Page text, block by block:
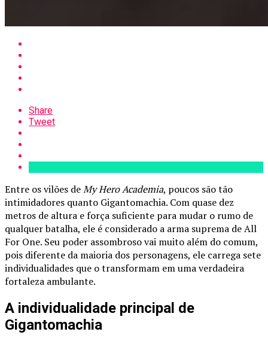
Share
Tweet
Entre os vilões deMy Hero Academia, poucos são tão
intimidadores quanto Gigantomachia. Com quase dez
metros de altura e força suficiente para mudar o rumo de
qualquer batalha, ele é considerado a arma suprema de All
For One. Seu poder assombroso vai muito além do comum,
pois diferente da maioria dos personagens, ele carrega sete
individualidades que o transformam em uma verdadeira
fortaleza ambulante.
A individualidade principal de
Gigantomachia